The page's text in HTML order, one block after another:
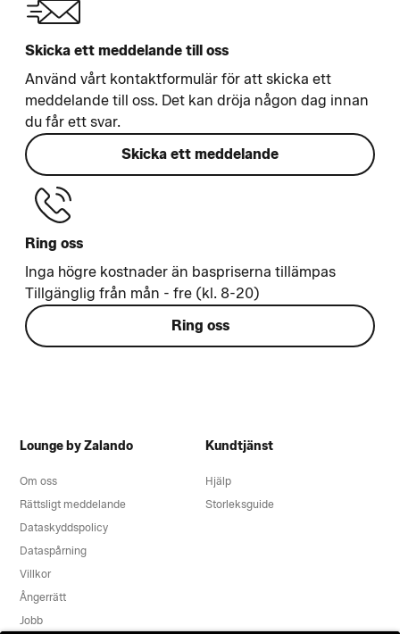
Skicka ett meddelande till oss
Använd vårt kontaktformulär för att skicka ett
meddelande till oss. Det kan dröja någon dag innan
du får ett svar.
Skicka ett meddelande
Ring oss
Inga högre kostnader än baspriserna tillämpas
Tillgänglig från mån - fre (kl. 8-20)
Ring oss
Lounge by Zalando
Om oss
Rättsligt meddelande
Dataskyddspolicy
Dataspårning
Villkor
Ångerrätt
Jobb
Kundtjänst
Hjälp
Storleksguide